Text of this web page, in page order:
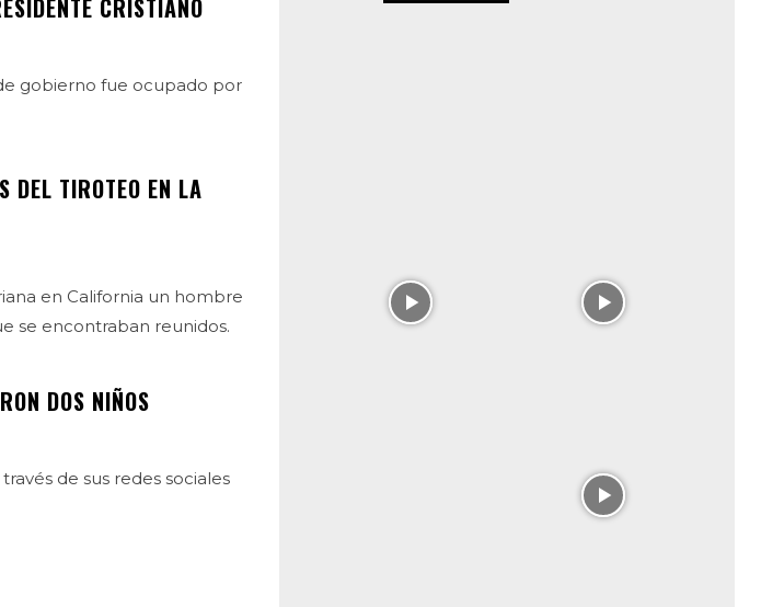
CRISTIANO
gobierno fue ocupado por
DEL TIROTEO EN LA
en California un hombre
se encontraban reunidos.
DOS NIÑOS
de sus redes sociales